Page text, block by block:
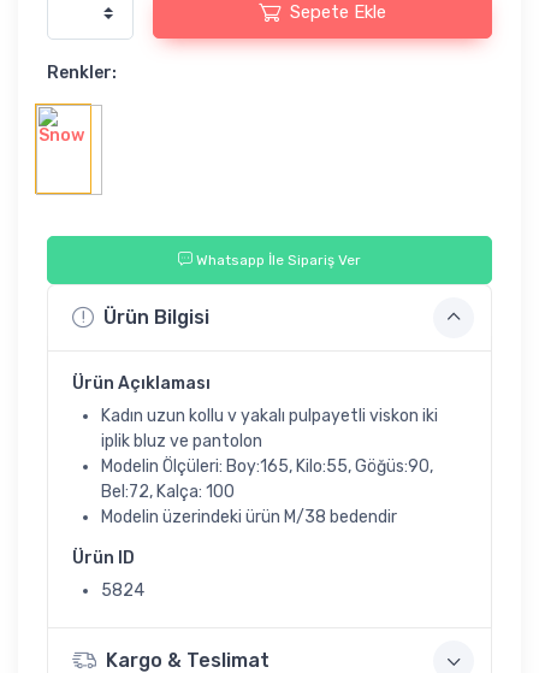
Sepete Ekle
Renkler:
Whatsapp İle Sipariş Ver
Ürün Bilgisi
Ürün Açıklaması
Kadın uzun kollu v yakalı pulpayetli viskon iki
iplik bluz ve pantolon
Modelin Ölçüleri: Boy:165, Kilo:55, Göğüs:90,
Bel:72, Kalça: 100
Modelin üzerindeki ürün M/38 bedendir
Ürün ID
5824
Kargo & Teslimat